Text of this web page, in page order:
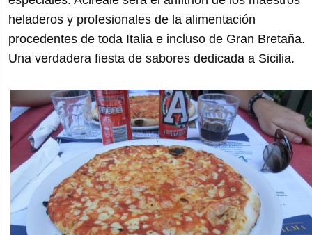
heladeros y profesionales de la alimentación
procedentes de toda Italia e incluso de Gran Bretaña.
Una verdadera fiesta de sabores dedicada a Sicilia.